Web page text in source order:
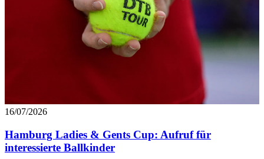
16/07/2026
Hamburg Ladies & Gents Cup: Aufruf für
interessierte Ballkinder